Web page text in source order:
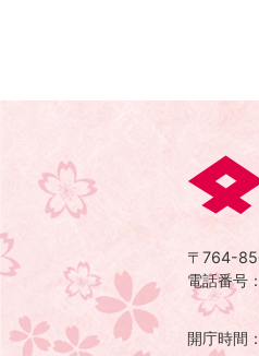
多
度
町
TOWN
〒764-
電話番号
開庁時間